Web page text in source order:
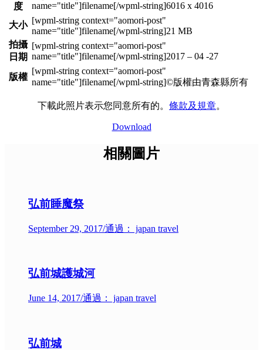
度
6016 x 4016
大小
21 MB
拍攝
日期
2017 – 04 -27
版權
©版權由青森縣所有
下載此照片表示您同意所有的。 條款及規章。
Download
相關圖片
弘前睡魔祭
September 29, 2017/通過： japan travel
弘前城護城河
June 14, 2017/通過： japan travel
弘前城